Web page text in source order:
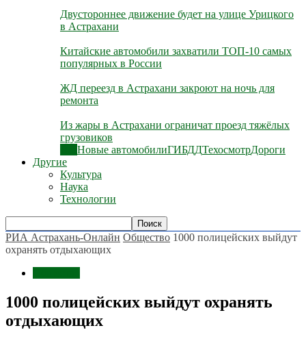
Двустороннее движение будет на улице Урицкого
в Астрахани
Китайские автомобили захватили ТОП-10 самых
популярных в России
ЖД переезд в Астрахани закроют на ночь для
ремонта
Из жары в Астрахани ограничат проезд тяжёлых
грузовиков
Новые автомобилиГИБДДТехосмотрДороги
Другие
Культура
Наука
Технологии
РИА Астрахань-Онлайн Общество 1000 полицейских выйдут
охранять отдыхающих
1000 полицейских выйдут охранять
отдыхающих